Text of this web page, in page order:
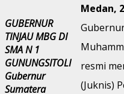
GUBERNUR
TINJAU MBG DI
SMA N 1
GUNUNGSITOLI
Gubernur
Sumatera
Medan,
resmi
(Juknis)